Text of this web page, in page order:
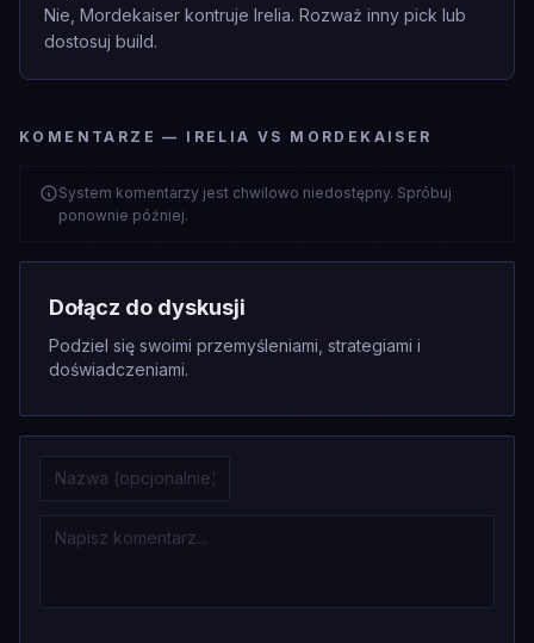
Nie, Mordekaiser kontruje Irelia. Rozważ inny pick lub
dostosuj build.
KOMENTARZE — IRELIA VS MORDEKAISER
System komentarzy jest chwilowo niedostępny. Spróbuj
ponownie później.
Dołącz do dyskusji
Podziel się swoimi przemyśleniami, strategiami i
doświadczeniami.